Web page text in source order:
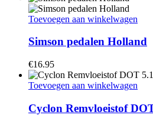
Toevoegen aan winkelwagen
Simson pedalen Holland
€16.95
Toevoegen aan winkelwagen
Cyclon Remvloeistof